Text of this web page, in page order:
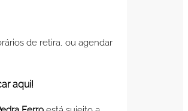
de retira, ou agendar
aqui!